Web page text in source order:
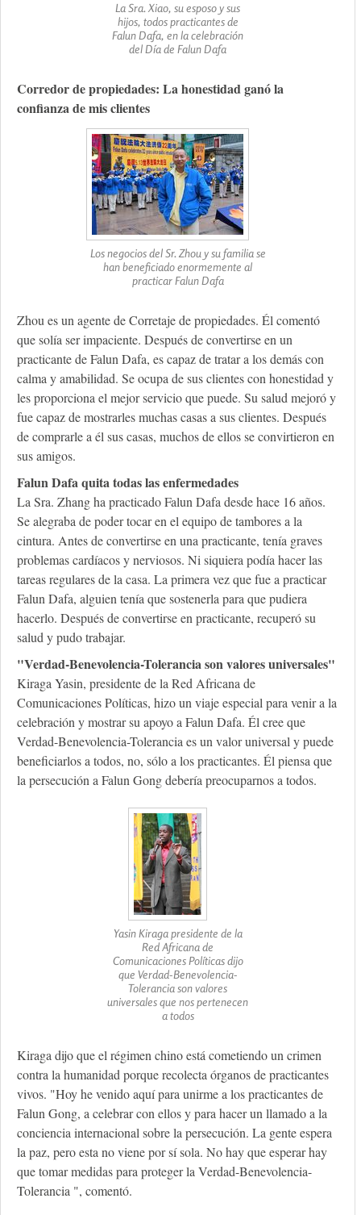
La Sra. Xiao, su esposo y sus
hijos, todos practicantes de
Falun Dafa, en la celebración
del Día de Falun Dafa
Corredor de propiedades: La honestidad ganó la
confianza de mis clientes
Los negocios del Sr. Zhou y su familia se
han beneficiado enormemente al
practicar Falun Dafa
Zhou es un agente de Corretaje de propiedades. Él comentó
que solía ser impaciente. Después de convertirse en un
practicante de Falun Dafa, es capaz de tratar a los demás con
calma y amabilidad. Se ocupa de sus clientes con honestidad y
les proporciona el mejor servicio que puede. Su salud mejoró y
fue capaz de mostrarles muchas casas a sus clientes. Después
de comprarle a él sus casas, muchos de ellos se convirtieron en
sus amigos.
Falun Dafa quita todas las enfermedades
La Sra. Zhang ha practicado Falun Dafa desde hace 16 años.
Se alegraba de poder tocar en el equipo de tambores a la
cintura. Antes de convertirse en una practicante, tenía graves
problemas cardíacos y nerviosos. Ni siquiera podía hacer las
tareas regulares de la casa. La primera vez que fue a practicar
Falun Dafa, alguien tenía que sostenerla para que pudiera
hacerlo. Después de convertirse en practicante, recuperó su
salud y pudo trabajar.
"Verdad-Benevolencia-Tolerancia son valores universales"
Kiraga Yasin, presidente de la Red Africana de
Comunicaciones Políticas, hizo un viaje especial para venir a la
celebración y mostrar su apoyo a Falun Dafa. Él cree que
Verdad-Benevolencia-Tolerancia es un valor universal y puede
beneficiarlos a todos, no, sólo a los practicantes. Él piensa que
la persecución a Falun Gong debería preocuparnos a todos.
Yasin Kiraga presidente de la
Red Africana de
Comunicaciones Políticas dijo
que Verdad-Benevolencia-
Tolerancia son valores
universales que nos pertenecen
a todos
Kiraga dijo que el régimen chino está cometiendo un crimen
contra la humanidad porque recolecta órganos de practicantes
vivos. "Hoy he venido aquí para unirme a los practicantes de
Falun Gong, a celebrar con ellos y para hacer un llamado a la
conciencia internacional sobre la persecución. La gente espera
la paz, pero esta no viene por sí sola. No hay que esperar hay
que tomar medidas para proteger la Verdad-Benevolencia-
Tolerancia ", comentó.